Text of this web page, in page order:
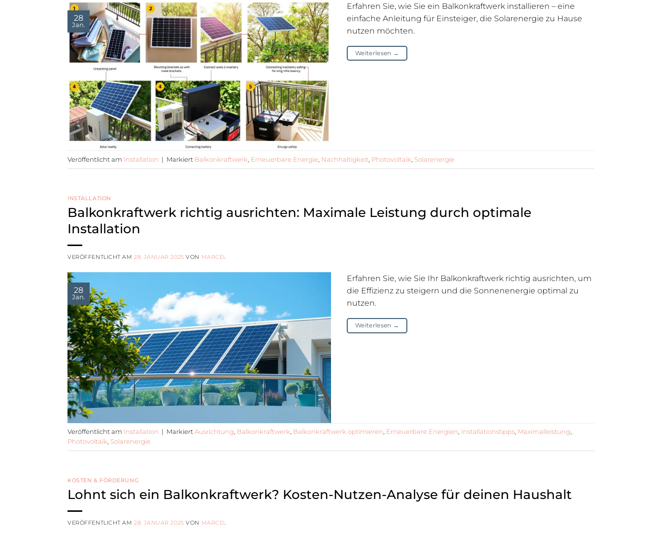
28
Jan.
Erfahren Sie, wie Sie ein Balkonkraftwerk installieren – eine
einfache Anleitung für Einsteiger, die Solarenergie zu Hause
nutzen möchten.
Weiterlesen →
Veröffentlicht am Installation | Markiert Balkonkraftwerk Erneuerbare Energie Nachhaltigkeit Photovoltaik Solarenergie
INSTALLATION
Balkonkraftwerk richtig ausrichten: Maximale Leistung durch optimale
Installation
VERÖFFENTLICHT AM28. JANUAR 2025 VON MARCEL
28
Jan.
Erfahren Sie, wie Sie Ihr Balkonkraftwerk richtig ausrichten, um
die Effizienz zu steigern und die Sonnenenergie optimal zu
nutzen.
Weiterlesen →
Veröffentlicht am Installation | MarkiertAusrichtung, Balkonkraftwerk, Balkonkraftwerk optimieren, Erneuerbare Energien, Installationstipps, Maximalleistung,
Photovoltaik, Solarenergie
KOSTEN & FÖRDERUNG
Lohnt sich ein Balkonkraftwerk? Kosten-Nutzen-Analyse für deinen Haushalt
VERÖFFENTLICHT AM28. JANUAR 2025 VON MARCEL